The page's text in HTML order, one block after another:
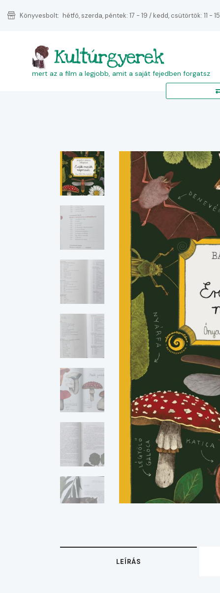
Könyvesbolt: hétfő, szerda, péntek: 17 - 19 / kedd, csütörtök: 11 - 15
Kultúrgyerek
mert az a film a legjobb, amit a saját fejedben forgatsz
LEÍRÁS